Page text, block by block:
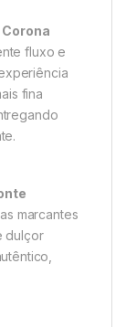
fluxo e
fina
marcantes
dulçor